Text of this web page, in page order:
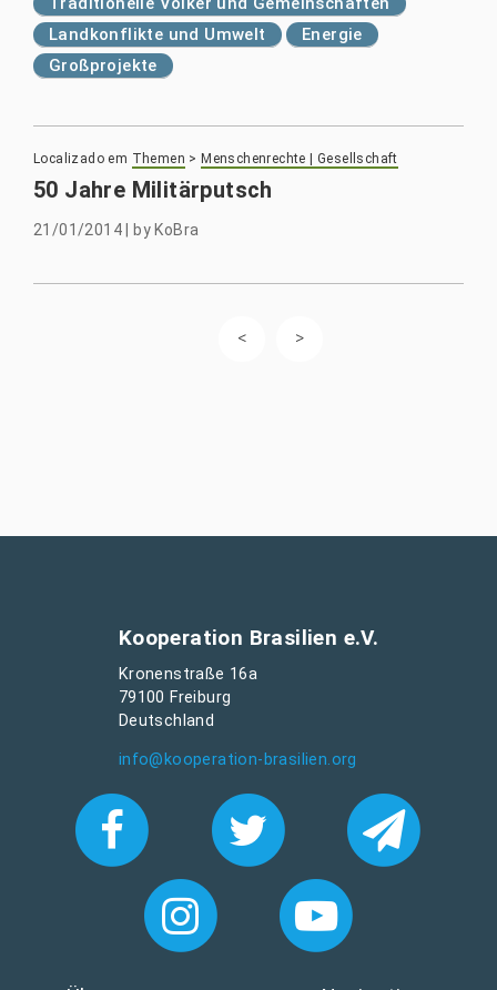
Landkonflikte und Umwelt
Energie
Großprojekte
Localizado em Themen >Menschenrechte | Gesellschaft
50 Jahre Militärputsch
21/01/2014 by KoBra
Kooperation Brasilien e.V.
Kronenstraße 16a
79100 Freiburg
Deutschland
info@kooperation-brasilien.org